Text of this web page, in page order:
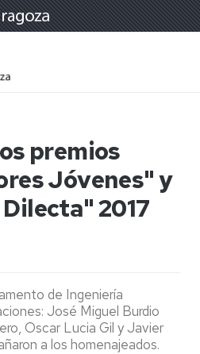
premios
Jóvenes" y
2017
de Ingeniería
José Miguel Burdio
Oscar Lucia Gil y Javier
a los homenajeados.